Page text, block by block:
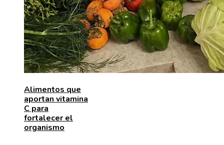
Alimentos que
aportan vitamina
C para
fortalecer el
organismo